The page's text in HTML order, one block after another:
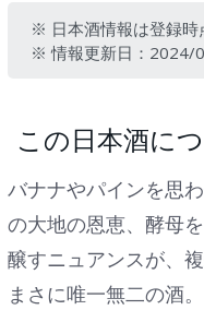
※ 日本酒情報は登録時
※ 情報更新日：2024/
この日本酒に
バナナやパインを思
の大地の恩恵、酵母
醸すニュアンスが、
まさに唯一無二の酒。